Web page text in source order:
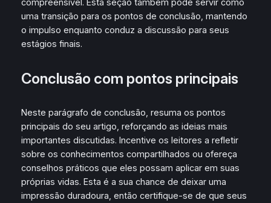
compreensível. Esta seção também pode servir como
uma transição para os pontos de conclusão, mantendo
o impulso enquanto conduz a discussão para seus
estágios finais.
Conclusão com pontos principais
Neste parágrafo de conclusão, resuma os pontos
principais do seu artigo, reforçando as ideias mais
importantes discutidas. Incentive os leitores a refletir
sobre os conhecimentos compartilhados ou ofereça
conselhos práticos que eles possam aplicar em suas
próprias vidas. Esta é a sua chance de deixar uma
impressão duradoura, então certifique-se de que seus